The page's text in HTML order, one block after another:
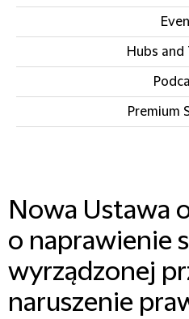
Hubs and
Premium
Nowa Ustawa
o naprawienie
wyrządzonej
naruszenie